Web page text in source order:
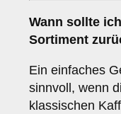
Wann sollte
Sortiment
Ein einfaches
sinnvoll, wenn
klassischen